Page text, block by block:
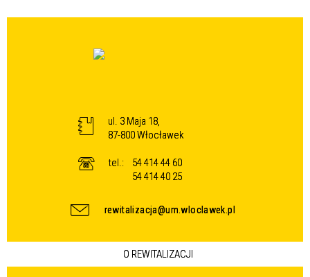
ul. 3 Maja 18,
87-800 Włocławek
tel.:
54 414 44 60
54 414 40 25
rewitalizacja@um.wloclawek.pl
O REWITALIZACJI